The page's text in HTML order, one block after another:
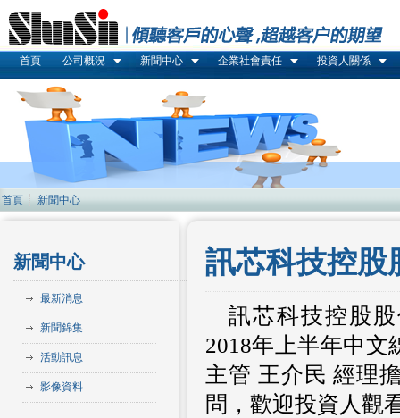
首頁 公司概況 新聞中心 企業社會責任 投資人關係
首頁 新聞中心
新聞中心
最新消息
新聞錦集
活動訊息
影像資料
訊芯科技控股
訊芯科技控股
2018年上半年中文
主管 王介民 經理
問，歡迎投資人觀